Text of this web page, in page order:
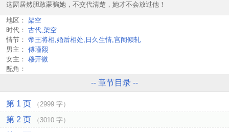
这厮居然胆敢蒙骗她，不交代清楚，她才不会放过他！
地区： 架空
时代： 古代,架空
情节： 帝王将相,婚后相处,日久生情,宫闱倾轧
男主： 傅瑾熙
女主： 穆开微
配角：
-- 章节目录 --
第 1 页 （2999 字）
第 2 页 （3010 字）